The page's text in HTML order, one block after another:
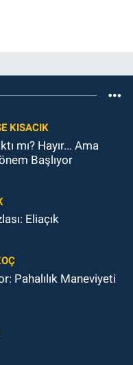
KISACIK
mı? Hayır... Ama
Başlıyor
Eliaçık
Pahalılık Maneviyeti